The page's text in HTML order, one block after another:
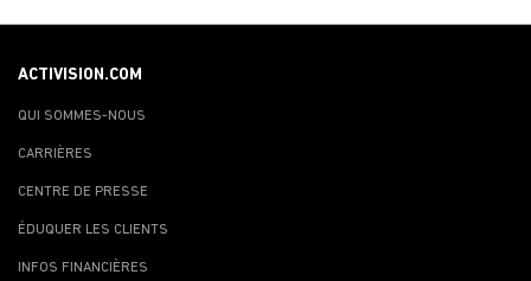
ACTIVISION.COM
QUI SOMMES-NOUS
CARRIÈRES
CENTRE DE PRESSE
ÉDUQUER LES CLIENTS
INFOS FINANCIÈRES